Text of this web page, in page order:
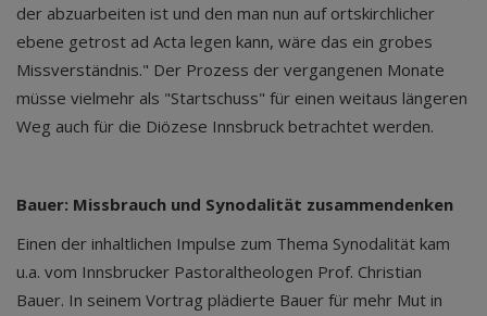
der abzuarbeiten ist und den man nun auf ortskirchlicher
ebene getrost ad Acta legen kann, wäre das ein grobes
Missverständnis." Der Prozess der vergangenen Monate
müsse vielmehr als "Startschuss" für einen weitaus längeren
Weg auch für die Diözese Innsbruck betrachtet werden.
Bauer: Missbrauch und Synodalität zusammendenken
Einen der inhaltlichen Impulse zum Thema Synodalität kam
u.a. vom Innsbrucker Pastoraltheologen Prof. Christian
Bauer. In seinem Vortrag plädierte Bauer für mehr Mut in